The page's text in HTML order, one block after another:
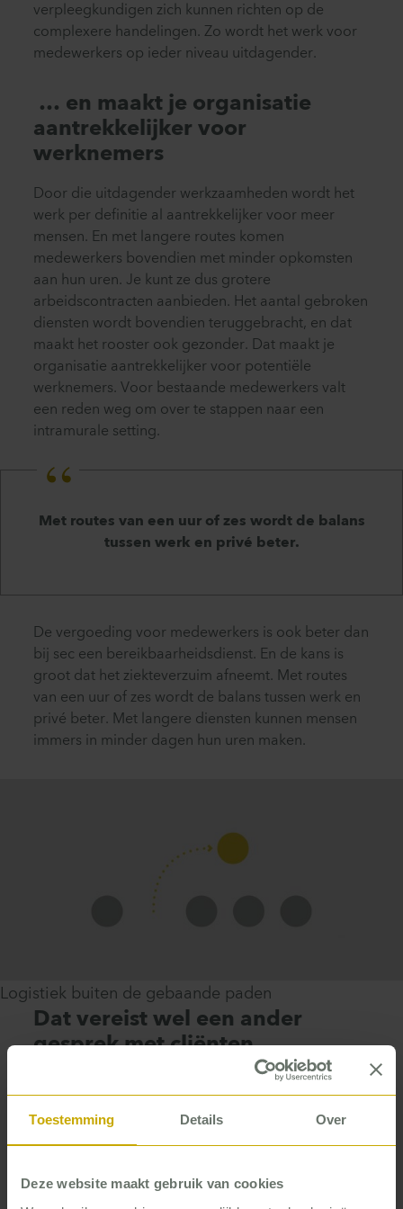
Toestemming Details Over
Deze website maakt gebruik van cookies
verpleegkundigen zich kunnen richten op de
complexere handelingen. Zo wordt het werk voor
medewerkers op ieder niveau uitdagender.
… en maakt je organisatie
aantrekkelijker voor
werknemers
Door die uitdagender werkzaamheden wordt het
werk per definitie al aantrekkelijker voor meer
mensen. En met langere routes komen
medewerkers bovendien met minder opkomsten
aan hun uren. Je kunt ze dus grotere
arbeidscontracten aanbieden. Het aantal gebroken
diensten wordt bovendien teruggebracht, en dat
maakt het rooster ook gezonder. Dat maakt je
organisatie aantrekkelijker voor potentiële
werknemers. Voor bestaande medewerkers valt
een reden weg om over te stappen naar een
intramurale setting.
Met routes van een uur of zes wordt de balans
tussen werk en privé beter.
De vergoeding voor medewerkers is ook beter dan
bij sec een bereikbaarheidsdienst. En de kans is
groot dat het ziekteverzuim afneemt. Met routes
van een uur of zes wordt de balans tussen werk en
privé beter. Met langere diensten kunnen mensen
immers in minder dagen hun uren maken.
Logistiek buiten de gebaande paden
Dat vereist wel een ander
gesprek met cliënten …
Veranderingen in de routes betekenen ook
moment waarop die geleverd wordt. De ochtend
en de vroege avond zijn van oudsher
wijkteams de flexibiliteit gezocht om met de